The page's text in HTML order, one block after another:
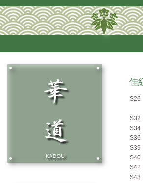
佳
S26
オ
S32
S34
S36
S39
S40
S42
S43